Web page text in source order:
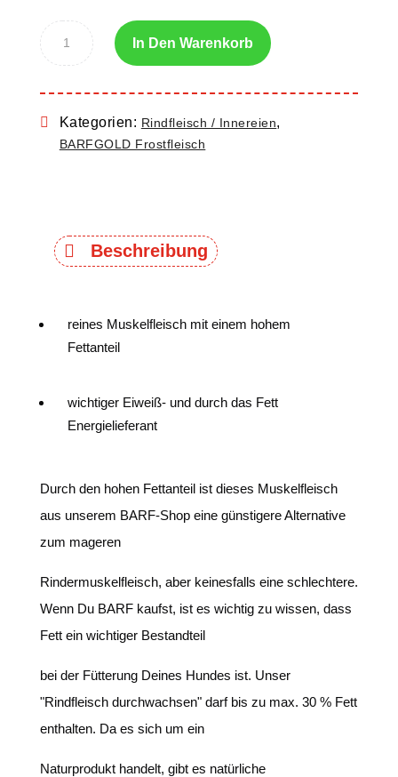
In Den Warenkorb
Kategorien: Rindfleisch / Innereien,
BARFGOLD Frostfleisch
Beschreibung
reines Muskelfleisch mit einem hohem
Fettanteil
wichtiger Eiweiß- und durch das Fett
Energielieferant
Durch den hohen Fettanteil ist dieses Muskelfleisch
aus unserem BARF-Shop eine günstigere Alternative
zum mageren
Rindermuskelfleisch, aber keinesfalls eine schlechtere.
Wenn Du BARF kaufst, ist es wichtig zu wissen, dass
Fett ein wichtiger Bestandteil
bei der Fütterung Deines Hundes ist. Unser
"Rindfleisch durchwachsen" darf bis zu max. 30 % Fett
enthalten. Da es sich um ein
Naturprodukt handelt, gibt es natürliche